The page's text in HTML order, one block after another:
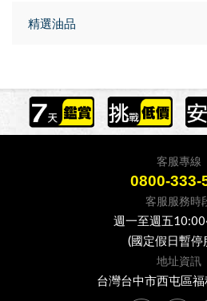
精選油品
客服專線
0800-333-
客服服務時
週一至週五
(國定假日暫停
地址資訊
台灣台中市西屯區